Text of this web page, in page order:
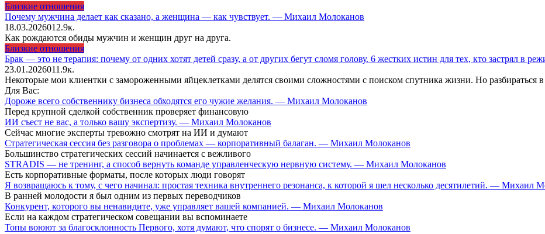
Близкие отношения
Почему мужчина делает как сказано, а женщина — как чувствует. — Михаил Молоканов
18.03.2026012.9к.
Как рождаются обиды мужчин и женщин друг на друга.
Близкие отношения
Брак — это не терапия: почему от одних хотят детей сразу, а от других бегут сломя голову. 6 жестких истин для тех, кто застрял в
23.01.2026011.9к.
Некоторые мои клиентки с замороженными яйцеклетками делятся своими сложностями с поиском спутника жизни. Но разбираться в
Для Вас:
Дороже всего собственнику бизнеса обходятся его чужие желания. — Михаил Молоканов
Перед крупной сделкой собственник проверяет финансовую
ИИ съест не вас, а только вашу экспертизу. — Михаил Молоканов
Сейчас многие эксперты тревожно смотрят на ИИ и думают
Стратегическая сессия без разговора о проблемах — корпоративный балаган. — Михаил Молоканов
Большинство стратегических сессий начинается с вежливого
STRADIS — не тренинг, а способ вернуть команде управленческую нервную систему. — Михаил Молоканов
Есть корпоративные форматы, после которых люди говорят
Я возвращаюсь к тому, с чего начинал: простая техника внутреннего резонанса, к которой я шел несколько десятилетий. — Михаил
В ранней молодости я был одним из первых переводчиков
Конкурент, которого вы ненавидите, уже управляет вашей компанией. — Михаил Молоканов
Если на каждом стратегическом совещании вы вспоминаете
Топы воюют за благосклонность Первого, хотя думают, что спорят о бизнесе. — Михаил Молоканов